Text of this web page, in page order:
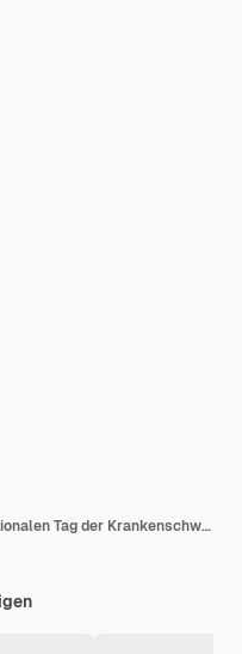
Flache Illustration zum internationalen Tag der Krankenschwestern